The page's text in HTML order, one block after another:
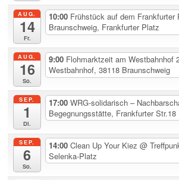
AUG.
14
Fr.
10:00 Frühstück auf dem
Braunschweig, Frankfurter Platz
AUG.
16
So.
9:00 Flohmarktzeit am Westbahnhof
Westbahnhof, 38118 Braunschweig
SEP.
1
Di.
17:00WRG-solidarisch –
Begegnungsstätte, Frankfurter Str.18
SEP.
6
So.
14:00Clean Up Your Kiez@
Selenka-Platz